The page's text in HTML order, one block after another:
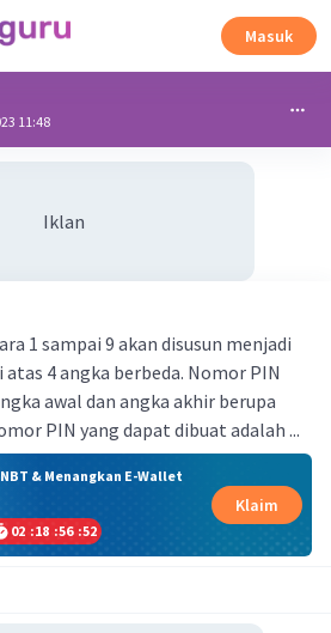
Masuk
11:48
Iklan
1 sampai 9 akan disusun menjadi
4 angka berbeda. Nomor PIN
awal dan angka akhir berupa
PIN yang dapat dibuat adalah ...
& Menangkan E-Wallet
02 :18 :56 :52
Klaim